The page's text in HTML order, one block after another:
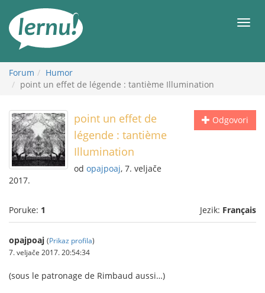
Meni
Forum
Humor
point un effet de légende : tantième Illumination
Odgovori
point un effet de
légende : tantième
Illumination
od opajpoaj, 7. veljače
2017.
Poruke: 1 Jezik: Français
opajpoaj (Prikaz profila)
7. veljače 2017. 20:54:34
(sous le patronage de Rimbaud aussi…)